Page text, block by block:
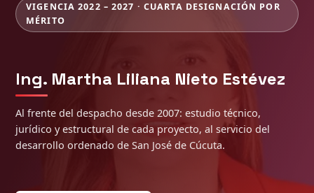
VIGENCIA 2022 – 2027 · CUARTA DESIGNACIÓN POR
MÉRITO
Ing. Martha Liliana Nieto Estévez
Al frente del despacho desde 2007: estudio técnico,
jurídico y estructural de cada proyecto, al servicio del
desarrollo ordenado de San José de Cúcuta.